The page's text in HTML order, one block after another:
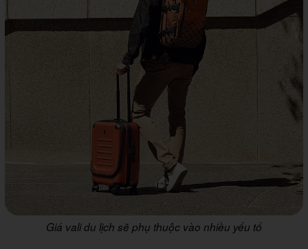
Giá vali du lịch sẽ phụ thuộc vào nhiều yếu tố